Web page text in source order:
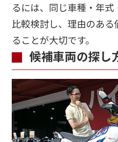
るには、同じ車種・年
比較検討し、理由のあ
ることが大切です。
候補車両の探し